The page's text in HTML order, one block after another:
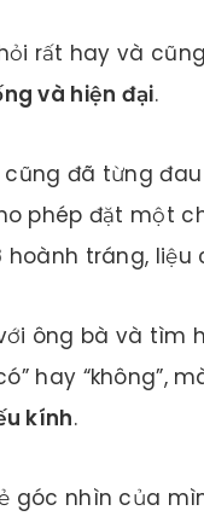
rất hay và
và hiện đại.
đã từng
phép đặt một
tráng, liệu
ông bà và tìm
hay “không”,
kính.
góc nhìn của